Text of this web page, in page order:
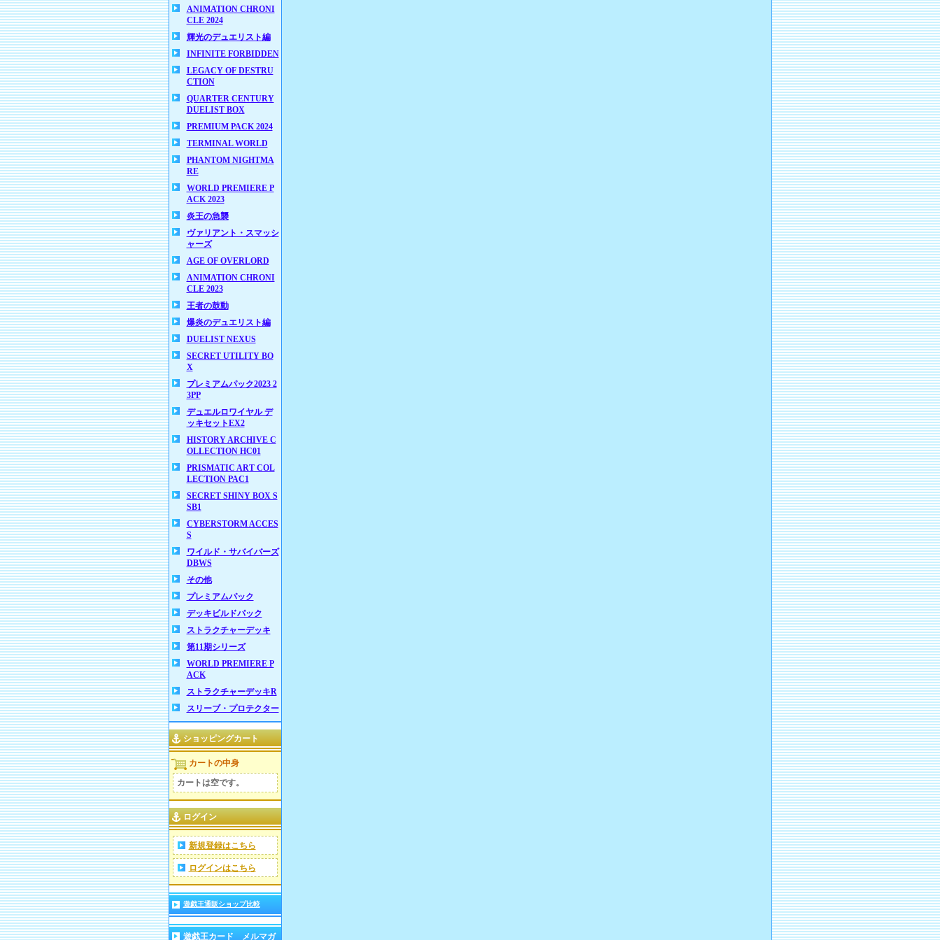
ANIMATION CHRONI
CLE 2024
輝光のデュエリスト編
INFINITE FORBIDDEN
LEGACY OF DESTRU
CTION
QUARTER CENTURY
DUELIST BOX
PREMIUM PACK 2024
TERMINAL WORLD
PHANTOM NIGHTMA
RE
WORLD PREMIERE P
ACK 2023
炎王の急襲
ヴァリアント・スマッシ
ャーズ
AGE OF OVERLORD
ANIMATION CHRONI
CLE 2023
王者の鼓動
爆炎のデュエリスト編
DUELIST NEXUS
SECRET UTILITY BO
X
プレミアムパック2023 2
3PP
デュエルロワイヤル デ
ッキセットEX2
HISTORY ARCHIVE C
OLLECTION HC01
PRISMATIC ART COL
LECTION PAC1
SECRET SHINY BOX S
SB1
CYBERSTORM ACCES
S
ワイルド・サバイバーズ
DBWS
その他
プレミアムパック
デッキビルドパック
ストラクチャーデッキ
第11期シリーズ
WORLD PREMIERE P
ACK
ストラクチャーデッキR
スリーブ・プロテクター
ショッピングカート
カートの中身
カートは空です。
ログイン
新規登録はこちら
ログインはこちら
遊戯王通販ショップ比較
遊戯王カード メルマガ